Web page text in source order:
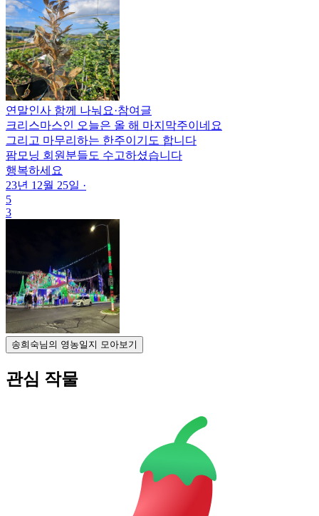
연말인사 함께 나눠요·참여글
크리스마스인 오늘은 올 해 마지막주이네요
그리고 마무리하는 한주이기도 합니다
팜모닝 회원분들도 수고하셨습니다
행복하세요
23년 12월 25일 ·
5
3
송희숙님의 영농일지 모아보기
관심 작물